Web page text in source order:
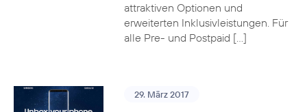
attraktiven Optionen und
erweiterten Inklusivleistungen. Für
alle Pre- und Postpaid […]
29. März 2017